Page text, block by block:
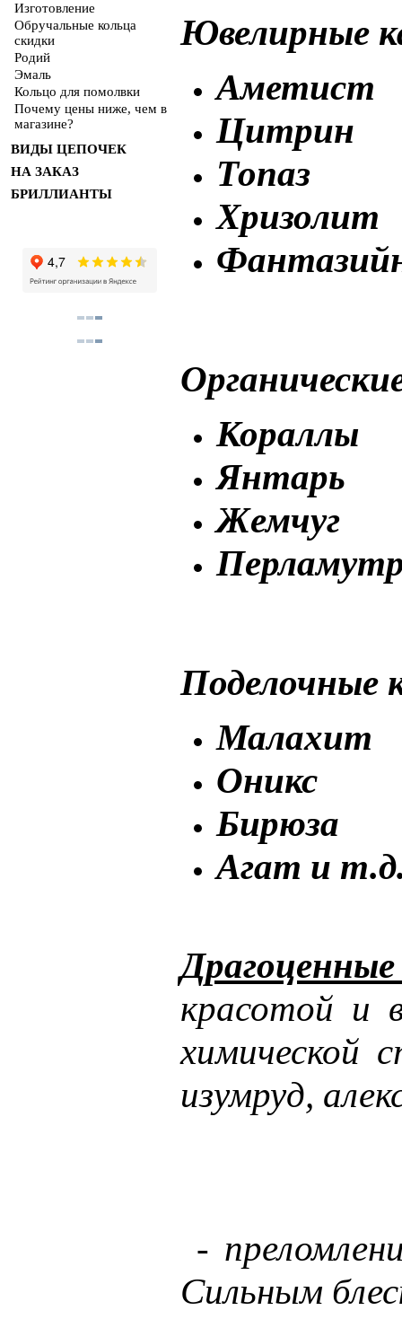
Изготовление
Обручальные кольца
скидки
Родий
Эмаль
Кольцо для помолвки
Почему цены ниже, чем в
магазине?
ВИДЫ ЦЕПОЧЕК
НА ЗАКАЗ
БРИЛЛИАНТЫ
Ювелирные
Аметист
Цитрин
Топаз
Хризолит
Кораллы
Янтарь
Жемчуг
Поделочные
Малахит
Оникс
Бирюза
Агат и
красотой и
химической
изумруд,
-
Сильным